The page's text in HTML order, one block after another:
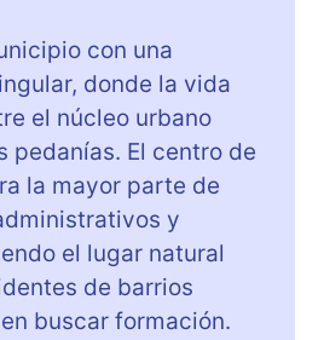
con una
donde la vida
el núcleo urbano
pedanías. El centro de
la mayor parte de
y
el lugar natural
de barrios
buscar formación.